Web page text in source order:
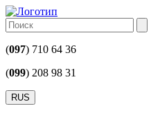
(097) 710 64 36
(099) 208 98 31
RUS